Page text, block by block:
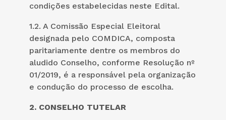
condições estabelecidas neste Edital.
1.2. A Comissão Especial Eleitoral
designada pelo COMDICA, composta
paritariamente dentre os membros do
aludido Conselho, conforme Resolução nº
01/2019, é a responsável pela organização
e condução do processo de escolha.
2. CONSELHO TUTELAR